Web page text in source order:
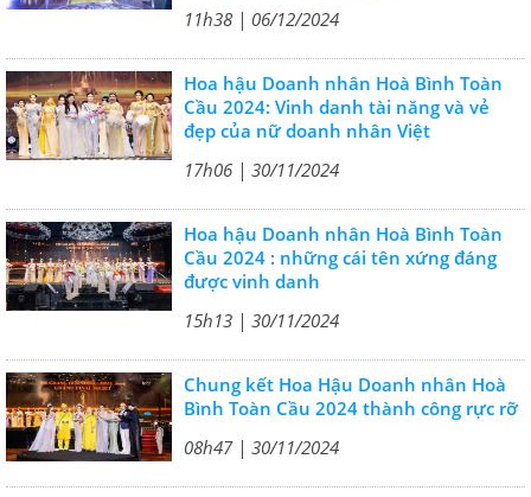
11h38 | 06/12/2024
Hoa hậu Doanh nhân Hoà Bình Toàn
Cầu 2024: Vinh danh tài năng và vẻ
đẹp của nữ doanh nhân Việt
17h06 | 30/11/2024
Hoa hậu Doanh nhân Hoà Bình Toàn
Cầu 2024 : những cái tên xứng đáng
được vinh danh
15h13 | 30/11/2024
Chung kết Hoa Hậu Doanh nhân Hoà
Bình Toàn Cầu 2024 thành công rực rỡ
08h47 | 30/11/2024